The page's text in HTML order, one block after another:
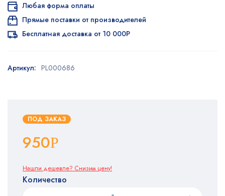
ПОД ЗАКАЗ
950Р
Нашли дешевле? Снизим цену!
Количество
Любая форма оплаты
Прямые поставки от производителей
Бесплатная доставка от 10 000Р
Артикул: PL000686